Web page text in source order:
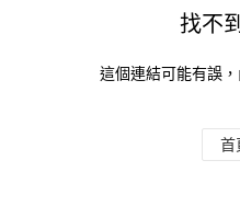
找不
這個連結可能有誤
首